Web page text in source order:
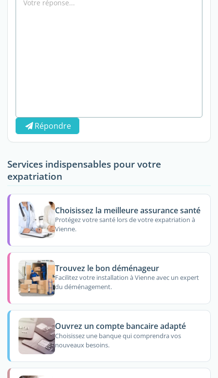
Répondre
Services indispensables pour votre
expatriation
Choisissez la meilleure assurance santé
Protégez votre santé lors de votre expatriation à
Vienne.
Trouvez le bon déménageur
Facilitez votre installation à Vienne avec un expert
du déménagement.
Ouvrez un compte bancaire adapté
Choisissez une banque qui comprendra vos
nouveaux besoins.